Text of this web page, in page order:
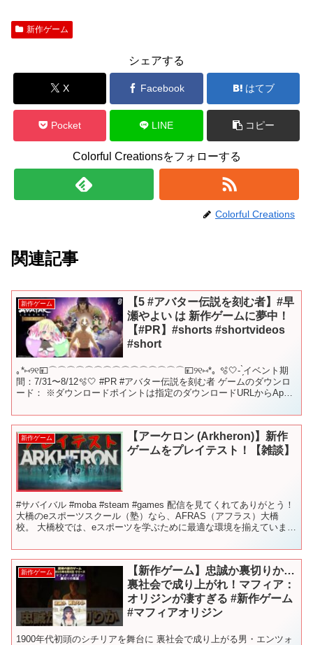
新作ゲーム
シェアする
X Facebook はてブ
Pocket LINE コピー
Colorful Creationsをフォローする
Colorful Creations
関連記事
新作ゲーム
【5 #アバター伝説を刻む者】#早
瀬やよい は 新作ゲームに夢中！
【#PR】#shorts #shortvideos
#short
｡*⑅୨୧💴⌒⌒⌒⌒⌒⌒⌒⌒⌒⌒⌒⌒⌒⌒⌒💴୨୧⑅*｡ 🫧🤍- ̗̀イベント期
間：7/31〜8/12🫧🤍 #PR #アバター伝説を刻む者 ゲームのダウンロ
ード： ※ダウンロードポイントは指定のダウンロードURLからApp
新作ゲーム
【アーケロン (Arkheron)】新作
ゲームをプレイテスト！【雑談】
#サバイバル #moba #steam #games 配信を見てくれてありがとう！
大橋のeスポーツスクール（塾）なら、AFRAS（アフラス）大橋
校。 大橋校では、eスポーツを学ぶために最適な環境を揃えていま
新作ゲーム
【新作ゲーム】忠誠か裏切りか…
裏社会で成り上がれ！マフィア：
オリジンが凄すぎる #新作ゲーム
#マフィアオリジン
1900年代初頭のシチリアを舞台に 裏社会で成り上がる男・エンツォ